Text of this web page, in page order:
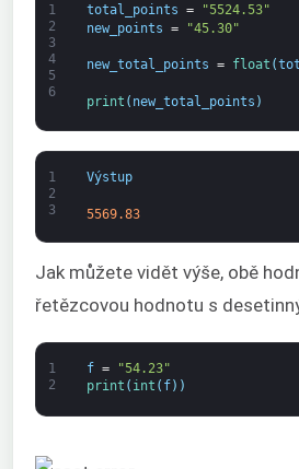
1
2
3
4
5
6
total_points =
"5524.53"
new_points = "45.30"
new_total_points = float (
print ( new_total_points )
1
2
3
Výstup
5569.83
Jak můžete vidět výše, obě
řetězcovou hodnotu s
1
2
f =
"54.23"
print ( int ( f) )